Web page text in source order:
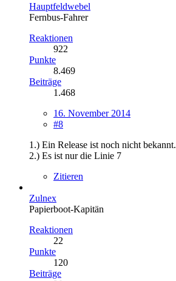
Hauptfeldwebel
Fernbus-Fahrer
Reaktionen
922
Punkte
8.469
Beiträge
1.468
16. November 2014
#8
1.) Ein Release ist noch nicht bekannt.
2.) Es ist nur die Linie 7
Zitieren
Zulnex
Papierboot-Kapitän
Reaktionen
22
Punkte
120
Beiträge